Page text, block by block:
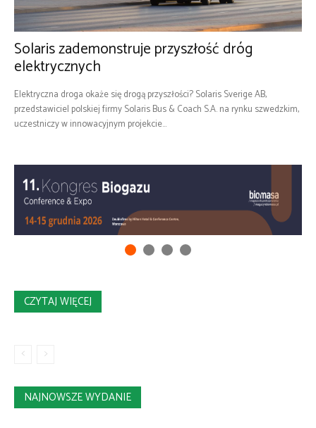
Solaris zademonstruje przyszłość dróg
elektrycznych
Elektryczna droga okaże się drogą przyszłości? Solaris Sverige AB,
przedstawiciel polskiej firmy Solaris Bus & Coach S.A. na rynku szwedzkim,
uczestniczy w innowacyjnym projekcie...
CZYTAJ WIĘCEJ
NAJNOWSZE WYDANIE